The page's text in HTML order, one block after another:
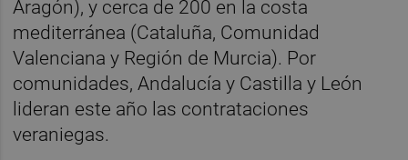
Aragón), y cerca de 200 en la costa
mediterránea (Cataluña, Comunidad
Valenciana y Región de Murcia). Por
comunidades, Andalucía y Castilla y León
lideran este año las contrataciones
veraniegas.